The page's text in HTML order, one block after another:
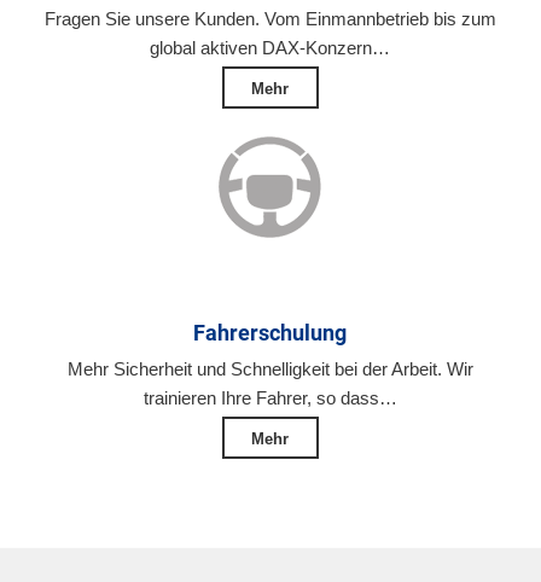
Fragen Sie unsere Kunden. Vom Einmannbetrieb bis zum
global aktiven DAX-Konzern…
Mehr
Fahrerschulung
Mehr Sicherheit und Schnelligkeit bei der Arbeit. Wir
trainieren Ihre Fahrer, so dass…
Mehr